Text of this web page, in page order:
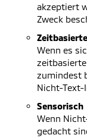
akzeptiert
Zweck
Wenn es
zumindest
Nicht-Text-
Sensorisch
Wenn
gedacht